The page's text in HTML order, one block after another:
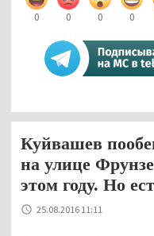
0 0 0 0
Куйвашев
на улице
этом году. Но
25.08.2016 11:11